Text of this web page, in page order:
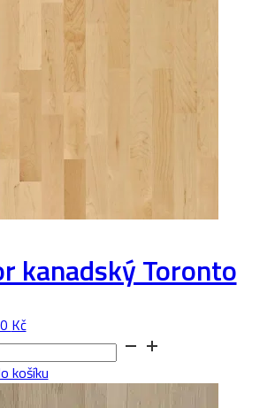
kanadský Toronto
Kč
košíku